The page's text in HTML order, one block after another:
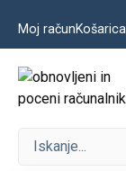
vsebino
Moj računKošarica